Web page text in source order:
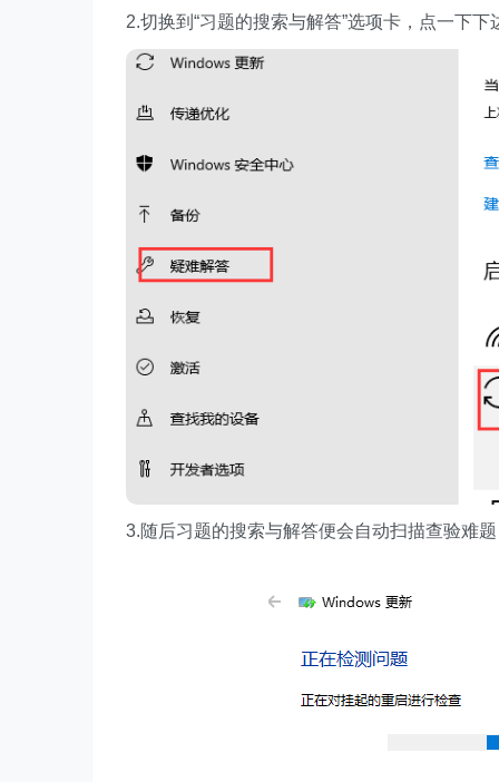
2.切换到“习题的搜索与解答”选项卡，点一下下
3.随后习题的搜索与解答便会自动扫描查验难